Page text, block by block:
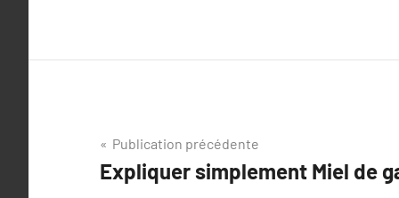
Navigation
de
Publication précédente
Expliquer simplement Miel de